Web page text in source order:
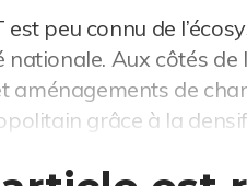
est peu connu de
nationale. Aux côtés
aménagements de
grâce à la